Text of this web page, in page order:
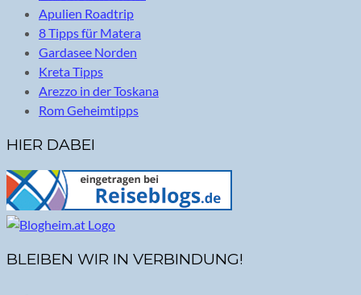
Apulien Roadtrip
8 Tipps für Matera
Gardasee Norden
Kreta Tipps
Arezzo in der Toskana
Rom Geheimtipps
HIER DABEI
BLEIBEN WIR IN VERBINDUNG!